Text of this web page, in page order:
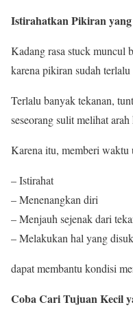
Istirahatkan Pikiran
Kadang rasa stuck muncul
karena pikiran sudah terlalu
Terlalu banyak tekanan,
seseorang sulit melihat
Karena itu, memberi waktu
– Istirahat
– Menenangkan diri
– Menjauh sejenak dari
– Melakukan hal yang
dapat membantu kondisi
Coba Cari Tujuan Kecil